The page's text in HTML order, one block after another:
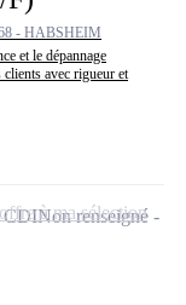
- HABSHEIM
et le dépannage
avec rigueur et
CDINon renseigné
à ma sélection